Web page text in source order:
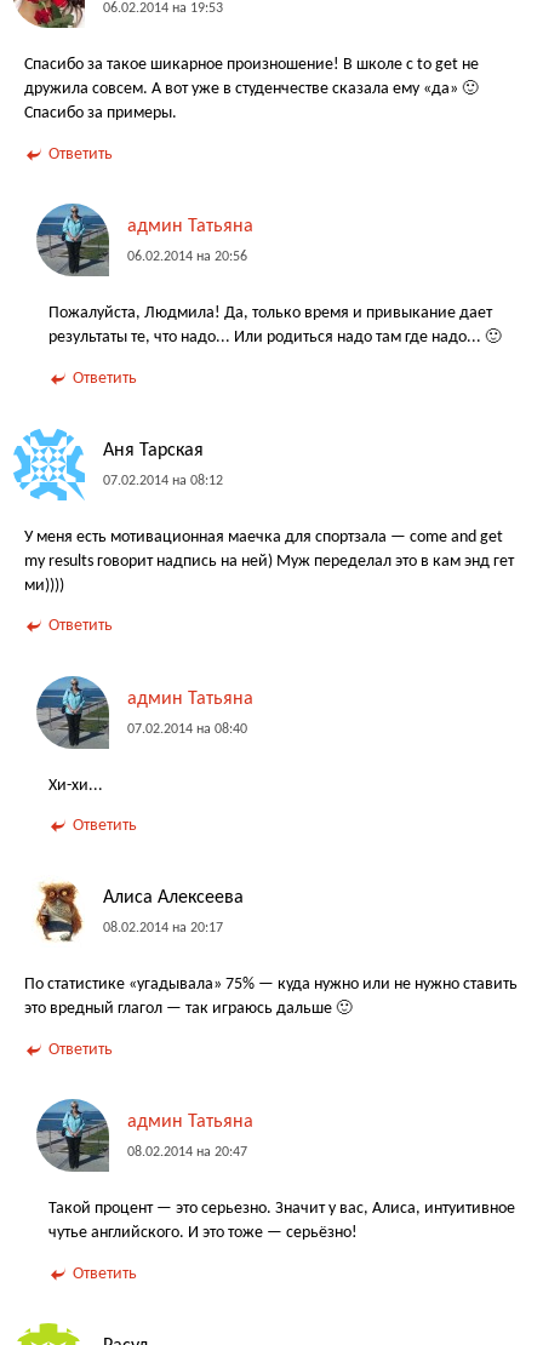
06.02.2014 на 19:53
Спасибо за такое шикарное произношение! В школе с to get не
дружила совсем. А вот уже в студенчестве сказала ему «да» 🙂
Спасибо за примеры.
Ответить
админ Татьяна
06.02.2014 на 20:56
Пожалуйста, Людмила! Да, только время и привыкание дает
результаты те, что надо... Или родиться надо там где надо... 🙂
Ответить
Аня Тарская
07.02.2014 на 08:12
У меня есть мотивационная маечка для спортзала — come and get
my results говорит надпись на ней) Муж переделал это в кам энд гет
ми))))
Ответить
админ Татьяна
07.02.2014 на 08:40
Хи-хи...
Ответить
Алиса Алексеева
08.02.2014 на 20:17
По статистике «угадывала» 75% — куда нужно или не нужно ставить
это вредный глагол — так играюсь дальше 🙂
Ответить
админ Татьяна
08.02.2014 на 20:47
Такой процент — это серьезно. Значит у вас, Алиса, интуитивное
чутье английского. И это тоже — серьёзно!
Ответить